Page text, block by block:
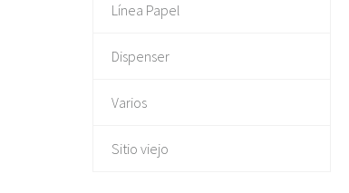
Línea Papel
Dispenser
Varios
Sitio viejo